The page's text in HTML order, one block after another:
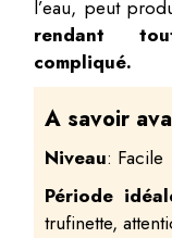
l’eau, peut
rendant
compliqué.
A savoir
Niveau: Facile
Période
trufinette,